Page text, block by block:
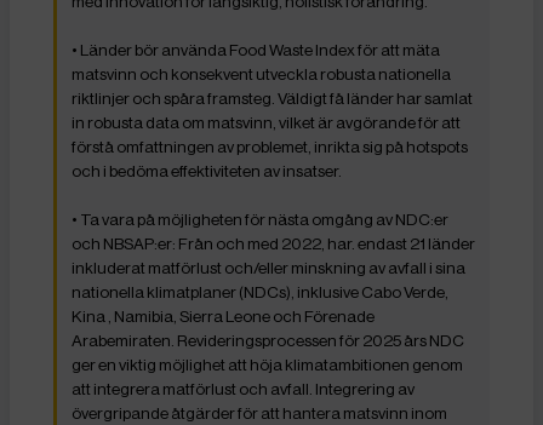
• Länder bör använda Food Waste Index för att mäta
matsvinn och konsekvent utveckla robusta nationella
riktlinjer och spåra framsteg. Väldigt få länder har samlat
in robusta data om matsvinn, vilket är avgörande för att
förstå omfattningen av problemet, inrikta sig på hotspots
och i bedöma effektiviteten av insatser.
• Ta vara på möjligheten för nästa omgång av NDC:er
och NBSAP:er: Från och med 2022, har. endast 21 länder
inkluderat matförlust och/eller minskning av avfall i sina
nationella klimatplaner (NDCs), inklusive Cabo Verde,
Kina , Namibia, Sierra Leone och Förenade
Arabemiraten. Revideringsprocessen för 2025 års NDC
ger en viktig möjlighet att höja klimatambitionen genom
att integrera matförlust och avfall. Integrering av
övergripande åtgärder för att hantera matsvinn inom